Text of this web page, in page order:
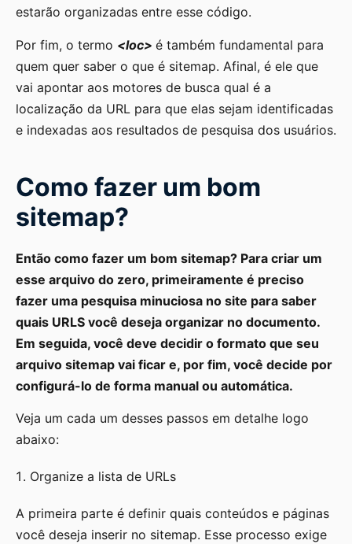
estarão organizadas entre esse código.
Por fim, o termo <loc> é também fundamental para
quem quer saber o que é sitemap. Afinal, é ele que
vai apontar aos motores de busca qual é a
localização da URL para que elas sejam identificadas
e indexadas aos resultados de pesquisa dos usuários.
Como fazer um bom
sitemap?
Então como fazer um bom sitemap? Para criar um
esse arquivo do zero, primeiramente é preciso
fazer uma pesquisa minuciosa no site para saber
quais URLS você deseja organizar no documento.
Em seguida, você deve decidir o formato que seu
arquivo sitemap vai ficar e, por fim, você decide por
configurá-lo de forma manual ou automática.
Veja um cada um desses passos em detalhe logo
abaixo:
Organize a lista de URLs
A primeira parte é definir quais conteúdos e páginas
você deseja inserir no sitemap. Esse processo exige